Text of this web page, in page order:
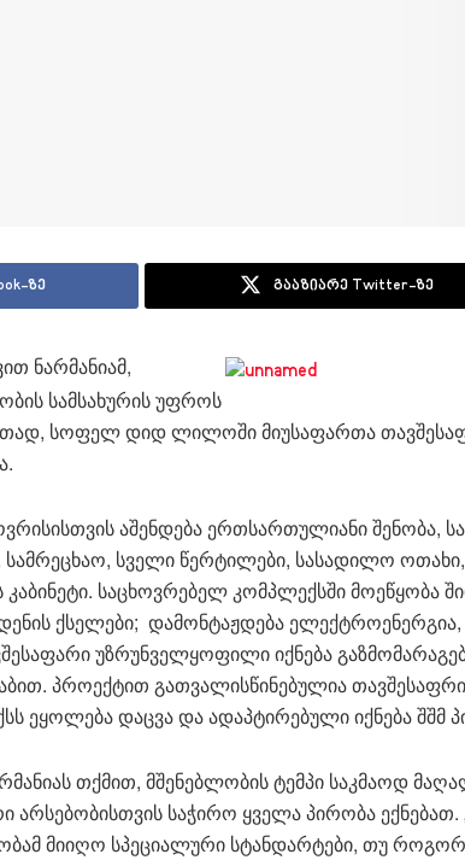
ზე გააზიარე Twitter-ზე
ნარმანიამ,
სამსახურის უფროს
სოფელ დიდ ლილოში მიუსაფართა
აშენდება ერთსართულიანი შენობა,
სამრეცხაო, სველი წერტილები, სასადილო ოთახი,
საცხოვრებელ კომპლექსში მოეწყობა
ქსელები; დამონტაჟდება
უზრუნველყოფილი იქნება
პროექტით გათვალისწინებულია
ეყოლება დაცვა და ადაპტირებული იქნება შშმ
თქმით, მშენებლობის ტემპი საკმაოდ
საჭირო ყველა პირობა ექნებათ.
მიიღო სპეციალური სტანდარტები, თუ